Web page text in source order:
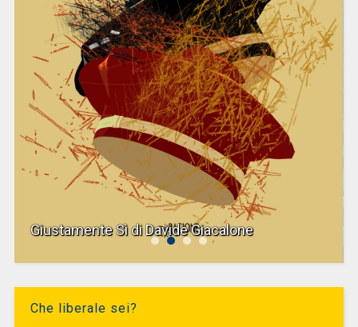
Giustamente Sì di Davide Giacalone
Che liberale sei?